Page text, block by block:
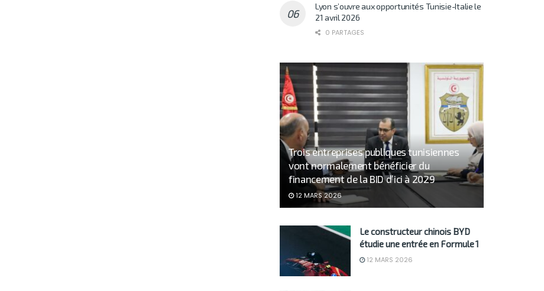
Lyon s’ouvre aux opportunités Tunisie-Italie le
21 avril 2026
0 PARTAGES
Trois entreprises publiques tunisiennes
vont normalement bénéficier du
financement de la BID d’ici à 2029
12 MARS 2026
Le constructeur chinois BYD
étudie une entrée en Formule 1
12 MARS 2026